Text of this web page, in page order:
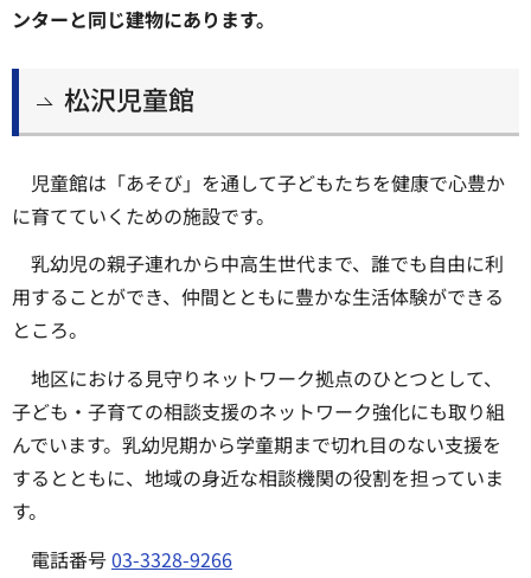
ンターと同じ建物にあります。
松沢児童館
児童館は「あそび」を通して子どもたちを健康で心豊か
に育てていくための施設です。
乳幼児の親子連れから中高生世代まで、誰でも自由に利
用することができ、仲間とともに豊かな生活体験ができる
ところ。
地区における見守りネットワーク拠点のひとつとして、
子ども・子育ての相談支援のネットワーク強化にも取り組
んでいます。乳幼児期から学童期まで切れ目のない支援を
するとともに、地域の身近な相談機関の役割を担っていま
す。
電話番号03-3328-9266